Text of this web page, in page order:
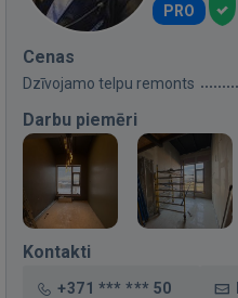
PRO
Cenas
Dzīvojamo telpu remonts
Darbu piemēri
Kontakti
+371 *** *** 50